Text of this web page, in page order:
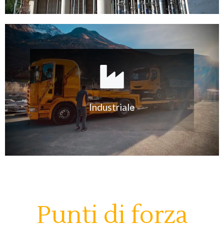
Industriale
Punti di forza